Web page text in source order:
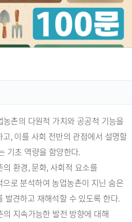
답
농촌의 다원적 가치와 공공적 기능을
고, 이를 사회 전반의 관점에서 설명할
기초 역량을 함양한다.
의 환경, 문화, 사회적 요소를
으로 분석하여 농업농촌이 지닌 숨은
발견하고 재해석할 수 있도록 한다.
의 지속가능한 발전 방향에 대해